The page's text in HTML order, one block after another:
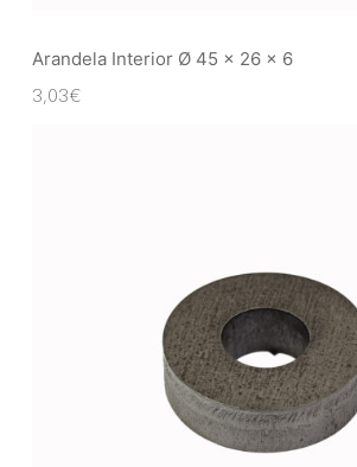
Arandela Interior Ø 45 x 26 x 6
3,03€